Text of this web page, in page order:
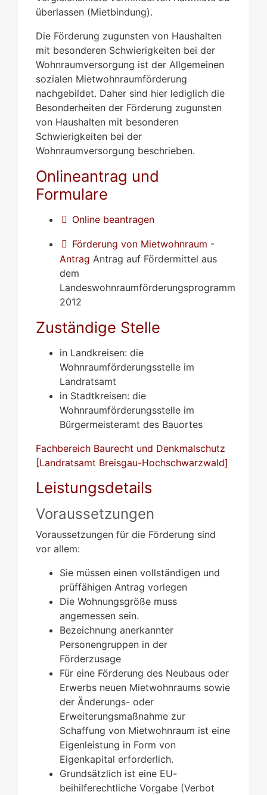
überlassen (Mietbindung).
Die Förderung zugunsten von Haushalten
mit besonderen Schwierigkeiten bei der
Wohnraumversorgung ist der Allgemeinen
sozialen Mietwohnraumförderung
nachgebildet. Daher sind hier lediglich die
Besonderheiten der Förderung zugunsten
von Haushalten mit besonderen
Schwierigkeiten bei der
Wohnraumversorgung beschrieben.
Onlineantrag und
Formulare
Online beantragen
Förderung von Mietwohnraum -
Antrag Antrag auf Fördermittel aus
dem
Landeswohnraumförderungsprogramm
2012
Zuständige Stelle
in Landkreisen: die
Wohnraumförderungsstelle im
Landratsamt
in Stadtkreisen: die
Wohnraumförderungsstelle im
Bürgermeisteramt des Bauortes
Fachbereich Baurecht und Denkmalschutz
[Landratsamt Breisgau-Hochschwarzwald]
Leistungsdetails
Voraussetzungen
Voraussetzungen für die Förderung sind
vor allem:
Sie müssen einen vollständigen und
prüffähigen Antrag vorlegen
Die Wohnungsgröße muss
angemessen sein.
Bezeichnung anerkannter
Personengruppen in der
Förderzusage
Für eine Förderung des Neubaus oder
Erwerbs neuen Mietwohnraums sowie
der Änderungs- oder
Erweiterungsmaßnahme zur
Schaffung von Mietwohnraum ist eine
Eigenleistung in Form von
Eigenkapital erforderlich.
Grundsätzlich ist eine EU-
beihilferechtliche Vorgabe (Verbot